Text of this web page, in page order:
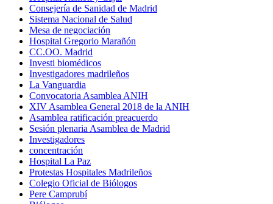
Consejería de Sanidad de Madrid
Sistema Nacional de Salud
Mesa de negociación
Hospital Gregorio Marañón
CC.OO. Madrid
Investi biomédicos
Investigadores madrileños
La Vanguardia
Convocatoria Asamblea ANIH
XIV Asamblea General 2018 de la ANIH
Asamblea ratificación preacuerdo
Sesión plenaria Asamblea de Madrid
Investigadores
concentración
Hospital La Paz
Protestas Hospitales Madrileños
Colegio Oficial de Biólogos
Pere Camprubí